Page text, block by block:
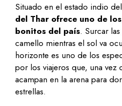
Situado en el estado indio del
del Thar ofrece uno de
bonitos del país. Surcar
camello mientras el sol va
horizonte es uno de los
por los viajeros que, una vez
acampan en la arena para
estrellas.